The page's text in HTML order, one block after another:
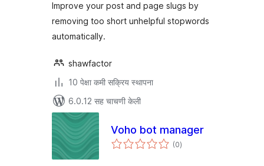
Improve your post and page slugs by
removing too short unhelpful stopwords
automatically.
shawfactor
10 पेक्षा कमी सक्रिय स्थापना
6.0.12 सह चाचणी केली
Voho bot manager
(0एकूण
मूल्यांकन
)